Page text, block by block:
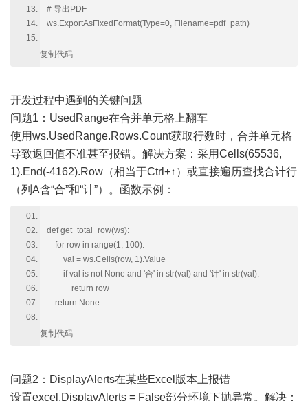
# 导出PDF
ws.ExportAsFixedFormat(Type=0, Filename=pdf_path)
复制代码
开发过程中遇到的关键问题
问题1：UsedRange在合并单元格上翻车
使用ws.UsedRange.Rows.Count获取行数时，合并单元格
导致返回值不准甚至报错。解决方案：采用Cells(65536,
1).End(-4162).Row（相当于Ctrl+↑）或直接遍历查找合计行
（列A含“合”和“计”）。函数示例：
def get_total_row(ws):
for row in range(1, 100):
val = ws.Cells(row, 1).Value
if val is not None and '合' in str(val) and '计' in str(val):
return row
return None
复制代码
问题2：DisplayAlerts在某些Excel版本上报错
设置excel.DisplayAlerts = False部分环境下抛异常。解决：